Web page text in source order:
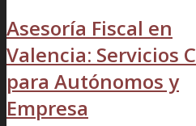
Asesoría Fiscal en
Valencia: Servicios
para Autónomos y
Empresa